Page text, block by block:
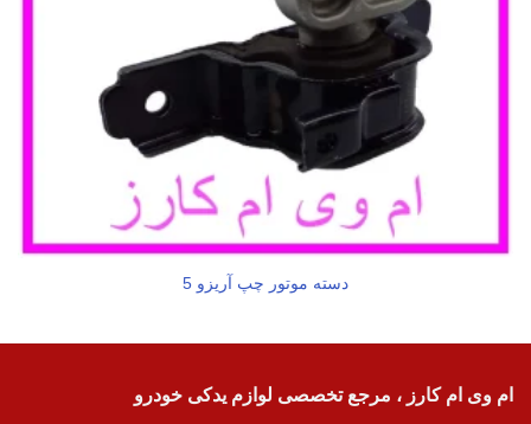
دسته موتور چپ آریزو 5
ام وی ام کارز ، مرجع تخصصی لوازم یدکی خودرو